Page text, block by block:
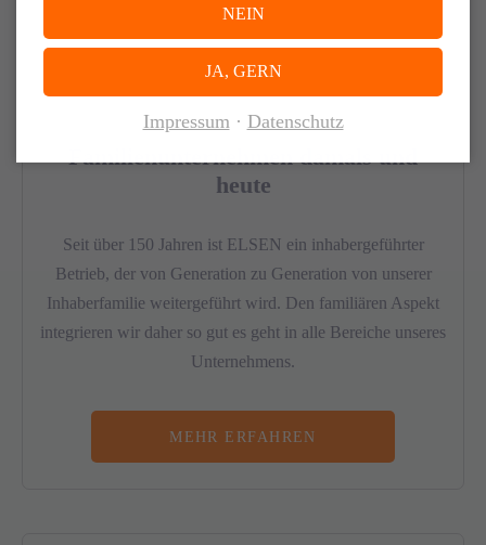
Ihre Vorteile bei der ELSEN-Gruppe
Familienunternehmen damals und
heute
Seit über 150 Jahren ist ELSEN ein inhabergeführter
Betrieb, der von Generation zu Generation von unserer
Inhaberfamilie weitergeführt wird. Den familiären Aspekt
integrieren wir daher so gut es geht in alle Bereiche unseres
Unternehmens.
MEHR ERFAHREN
NEIN
JA, GERN
Impressum Datenschutz